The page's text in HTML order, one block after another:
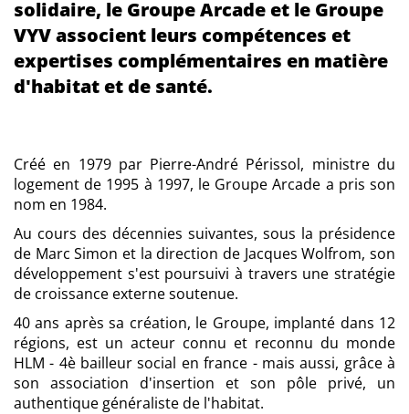
solidaire, le Groupe Arcade et le Groupe
VYV associent leurs compétences et
expertises complémentaires en matière
d'habitat et de santé.
Créé en 1979 par Pierre-André Périssol, ministre du
logement de 1995 à 1997, le Groupe Arcade a pris son
nom en 1984.
Au cours des décennies suivantes, sous la présidence
de Marc Simon et la direction de Jacques Wolfrom, son
développement s'est poursuivi à travers une stratégie
de croissance externe soutenue.
40 ans après sa création, le Groupe, implanté dans 12
régions, est un acteur connu et reconnu du monde
HLM - 4è bailleur social en france - mais aussi, grâce à
son association d'insertion et son pôle privé, un
authentique généraliste de l'habitat.